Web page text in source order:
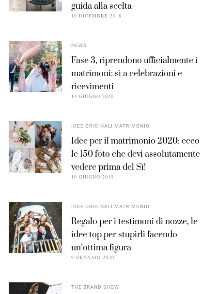
guida alla scelta
10 DICEMBRE 2018
NEWS
Fase 3, riprendono ufficialmente i
matrimoni: sì a celebrazioni e
ricevimenti
14 GIUGNO 2020
IDEE ORIGINALI MATRIMONIO
Idee per il matrimonio 2020: ecco
le 150 foto che devi assolutamente
vedere prima del Sì!
10 GIUGNO 2019
IDEE ORIGINALI MATRIMONIO
Regalo per i testimoni di nozze, le
idee top per stupirli facendo
un’ottima figura
9 GENNAIO 2020
THE BRAND SHOW